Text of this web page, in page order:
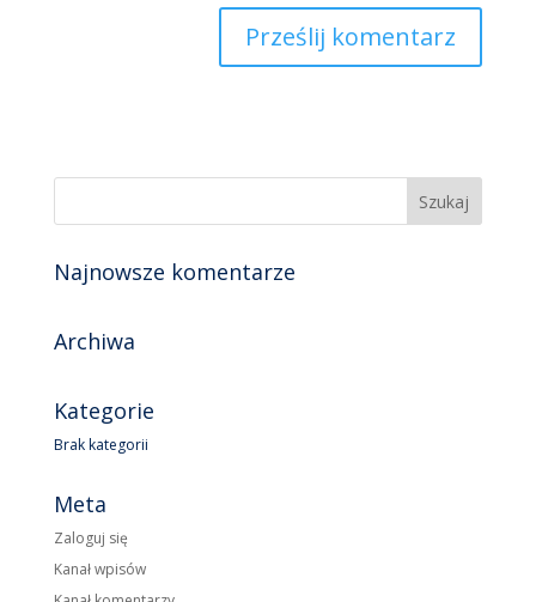
Najnowsze komentarze
Archiwa
Kategorie
Brak kategorii
Meta
Zaloguj się
Kanał wpisów